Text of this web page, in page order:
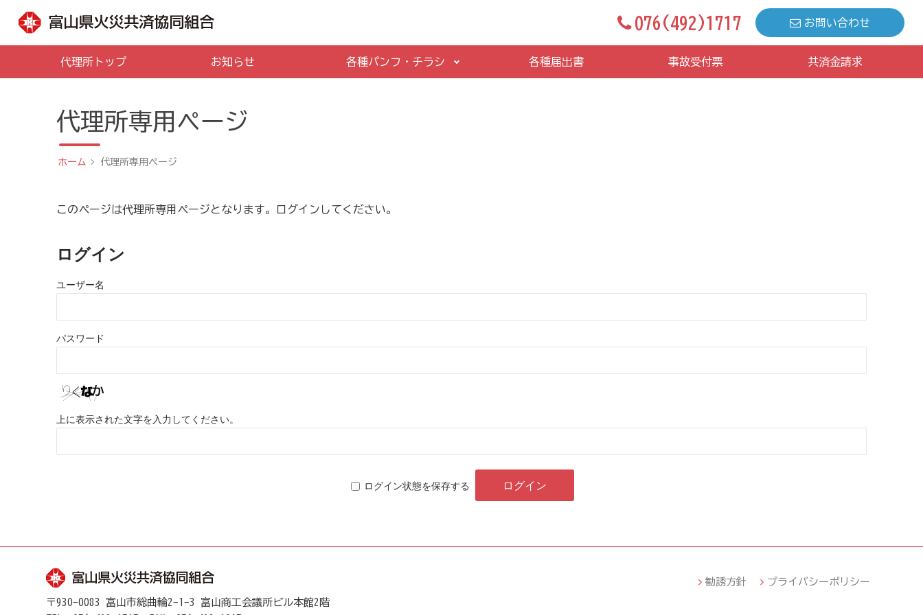
076(492)1717 お問い合わせ
代理所トップ お知らせ 各種パンフ・チラシ 各種届出書 事故受付票 共済金請求
代理所専用ページ
ホーム 代理所専用ページ
このページは代理所専用ページとなります。ログインしてください。
ログイン
ユーザー名
パスワード
上に表示された文字を入力してください。
ログイン状態を保存する
〒930-0083 富山市総曲輪2-1-3 富山商工会議所ビル本館2階
勧誘方針 プライバシーポリシー